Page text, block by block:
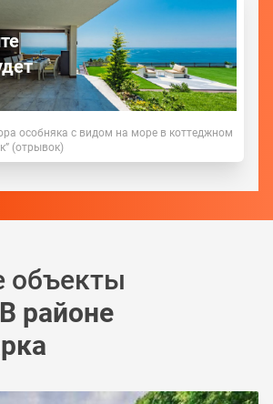
особняка с видом на море в коттеджном
(отрывок)
объекты
В районе